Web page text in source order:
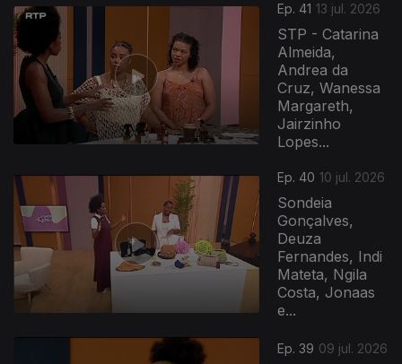
Ep. 41 13 jul. 2026
STP - Catarina
Almeida,
Andrea da
Cruz, Wanessa
Margareth,
Jairzinho
Lopes...
Ep. 40 10 jul. 2026
Sondeia
Gonçalves,
Deuza
Fernandes, Indi
Mateta, Ngila
Costa, Jonaas
e...
Ep. 39 09 jul. 2026